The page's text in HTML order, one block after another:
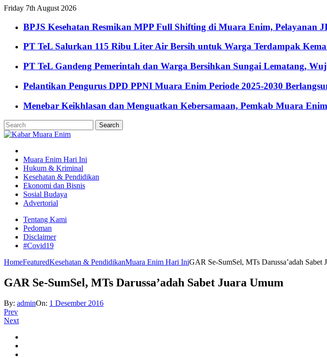
Friday 7th August 2026
BPJS Kesehatan Resmikan MPP Full Shifting di Muara Enim, Pelayanan
PT TeL Salurkan 115 Ribu Liter Air Bersih untuk Warga Terdampak
PT TeL Gandeng Pemerintah dan Warga Bersihkan Sungai Lematang,
Pelantikan Pengurus DPD PPNI Muara Enim Periode 2025-2030
Menebar Keikhlasan dan Menguatkan Kebersamaan, Pemkab Muara
Muara Enim Hari Ini
Hukum & Kriminal
Kesehatan & Pendidikan
Ekonomi dan Bisnis
Sosial Budaya
Advertorial
Tentang Kami
Pedoman
Disclaimer
#Covid19
HomeFeaturedKesehatan & PendidikanMuara Enim Hari IniGAR Se-SumSel, MTs Darussa’adah Sabet
GAR Se-SumSel, MTs Darussa’adah Sabet Juara Umum
By: adminOn: 1 Desember 2016
Prev
Next